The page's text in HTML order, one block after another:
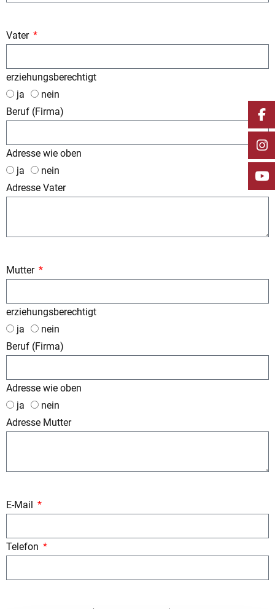
Vater
erziehungsberechtigt
ja
nein
Beruf (Firma)
Adresse wie oben
ja
nein
Adresse Vater
Mutter
erziehungsberechtigt
ja
nein
Beruf (Firma)
Adresse wie oben
ja
nein
Adresse Mutter
E-Mail
Telefon